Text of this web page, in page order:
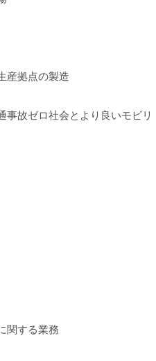
産拠点の製造
故ゼロ社会とより良いモビリ
関する業務